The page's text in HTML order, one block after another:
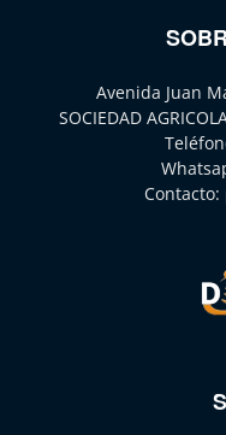
Avenida Juan
SOCIEDAD
Contacto: